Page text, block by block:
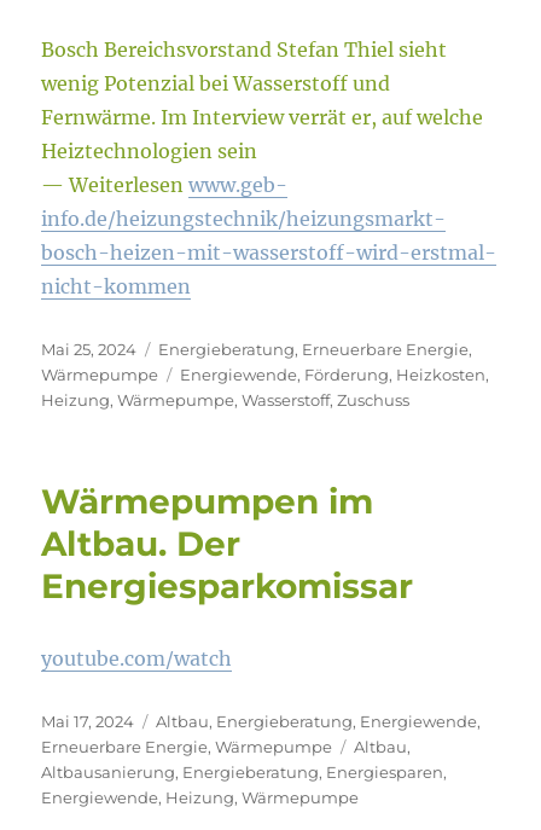
Bosch Bereichsvorstand Stefan Thiel sieht
wenig Potenzial bei Wasserstoff und
Fernwärme. Im Interview verrät er, auf welche
Heiztechnologien sein
— Weiterlesenwww.geb-
info.de/heizungstechnik/heizungsmarkt-
bosch-heizen-mit-wasserstoff-wird-erstmal-
nicht-kommen
Veröffentlicht
am
Mai 25, 2024 Kategorien
Energieberatung, Erneuerbare Energie,
Wärmepumpe
Schlagwörter
Energiewende, Förderung, Heizkosten,
Heizung,Wärmepumpe,Wasserstoff,Zuschuss
Wärmepumpen im
Altbau. Der
Energiesparkomissar
youtube.com/watch
Veröffentlicht
am
Mai 17, 2024 Kategorien
Altbau, Energieberatung, Energiewende,
Erneuerbare Energie,Wärmepumpe Schlagwörter
Altbau,
Altbausanierung, Energieberatung, Energiesparen,
Energiewende, Heizung,Wärmepumpe